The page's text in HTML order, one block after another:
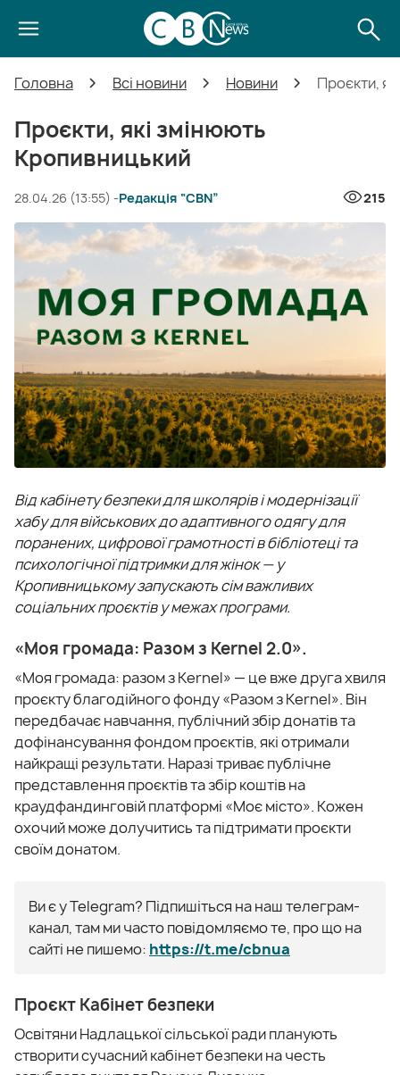
Головна Всі новини Новини Проєкти,
Проєкти, які змінюють
Кропивницький
28.04.26 (13:55) -Редакція “CBN” 215
Від кабінету безпеки для школярів і модернізації
хабу для військових до адаптивного одягу для
поранених, цифрової грамотності в бібліотеці та
психологічної підтримки для жінок — у
Кропивницькому запускають сім важливих
соціальних проєктів у межах програми.
«Моя громада: Разом з Kernel 2.0».
«Моя громада: разом з Kernel» — це вже друга хвиля
проєкту благодійного фонду «Разом з Kernel». Він
передбачає навчання, публічний збір донатів та
дофінансування фондом проєктів, які отримали
найкращі результати. Наразі триває публічне
представлення проєктів та збір коштів на
краудфандинговій платформі «Моє місто». Кожен
охочий може долучитись та підтримати проєкти
своїм донатом.
Ви є у Telegram? Підпишіться на наш телеграм-
канал, там ми часто повідомляємо те, про що на
сайті не пишемо: https://t.me/cbnua
Проєкт Кабінет безпеки
Освітяни Надлацької сільської ради планують
створити сучасний кабінет безпеки на честь